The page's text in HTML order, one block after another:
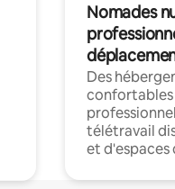
Nomades
Des
confortables
télétravail
et d'espaces